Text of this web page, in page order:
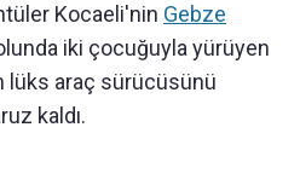
Kocaeli'nin Gebze
iki çocuğuyla yürüyen
lüks araç sürücüsünü
kaldı.